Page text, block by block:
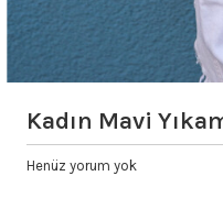
Kadın Mavi
Henüz yorum yok